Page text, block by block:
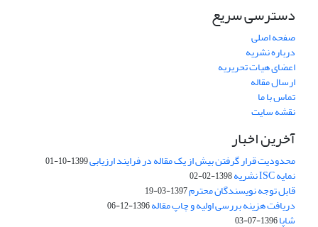
دسترسی سریع
صفحه اصلی
درباره نشریه
اعضای هیات تحریریه
ارسال مقاله
تماس با ما
نقشه سایت
آخرین اخبار
محدودیت قرار گرفتن بیش از یک مقاله در فرایند ارزیابی1399-10-01
نمایه ISC نشریه 1398-02-02
قابل توجه نویسندگان محترم1397-03-19
دریافت هزینه بررسی اولیه و چاپ مقاله1396-12-06
شاپا1396-07-03